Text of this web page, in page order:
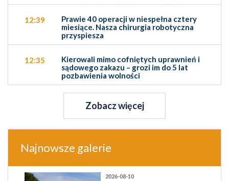
12:39
Prawie 40 operacji w niespełna cztery
miesiące. Nasza chirurgia robotyczna
przyspiesza
12:35
Kierowali mimo cofniętych uprawnień i
sądowego zakazu – grozi im do 5 lat
pozbawienia wolności
Zobacz więcej
Najnowsze galerie
2026-08-10